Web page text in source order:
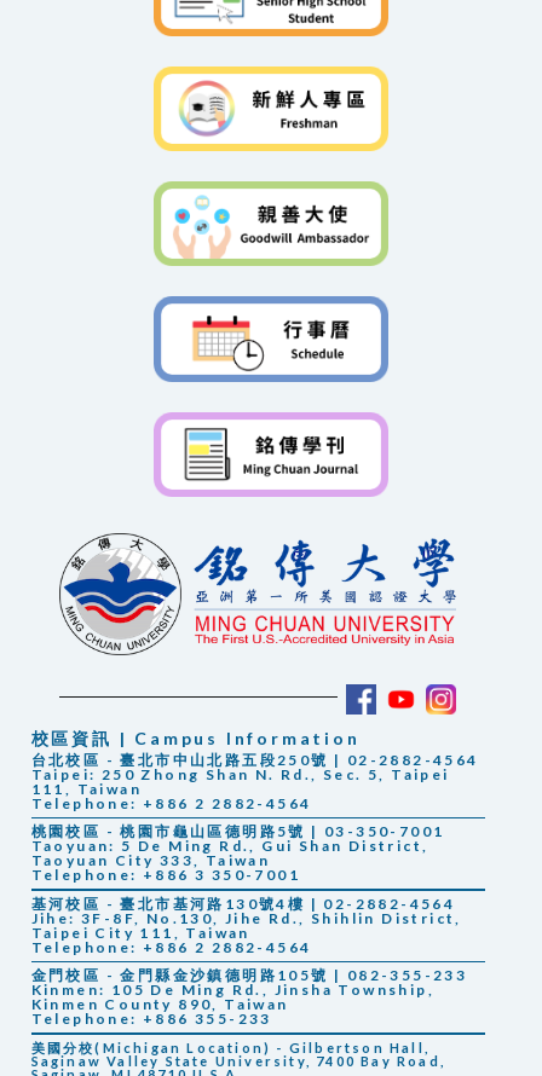
校區資訊 | Campus Information
台北校區 - 臺北市中山北路五段250號 | 02-2882-4564
Taipei: 250 Zhong Shan N. Rd., Sec. 5, Taipei
111, Taiwan
Telephone: +886 2 2882-4564
桃園校區 - 桃園市龜山區德明路5號 | 03-350-7001
Taoyuan: 5 De Ming Rd., Gui Shan District,
Taoyuan City 333, Taiwan
Telephone: +886 3 350-7001
基河校區 - 臺北市基河路130號4樓 | 02-2882-4564
Jihe: 3F-8F, No.130, Jihe Rd., Shihlin District,
Taipei City 111, Taiwan
Telephone: +886 2 2882-4564
金門校區 - 金門縣金沙鎮德明路105號 | 082-355-233
Kinmen: 105 De Ming Rd., Jinsha Township,
Kinmen County 890, Taiwan
Telephone: +886 355-233
美國分校(Michigan Location) - Gilbertson Hall,
Saginaw Valley State University, 7400 Bay Road,